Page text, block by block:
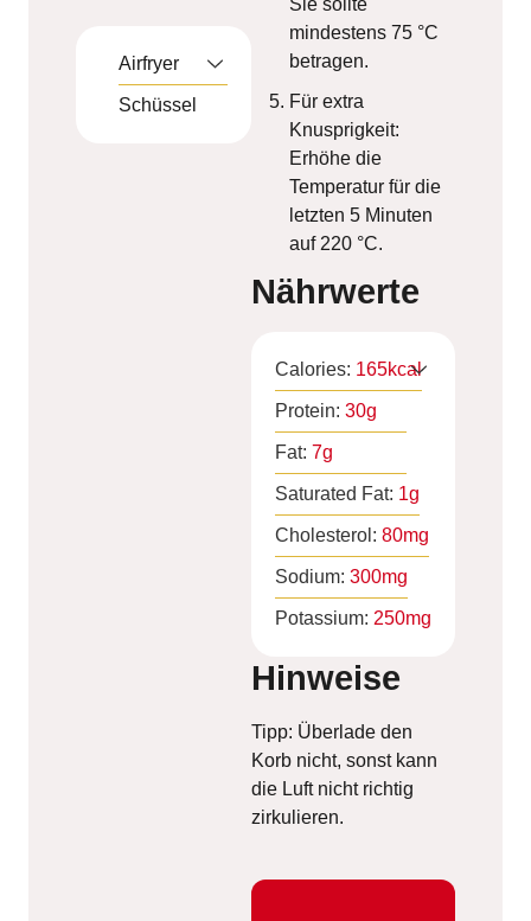
Airfryer
Schüssel
mindestens 75 °C
betragen.
Für extra
Knusprigkeit:
Erhöhe die
Temperatur für die
letzten 5 Minuten
auf 220 °C.
Nährwerte
Calories: 165kcal
Protein: 30g
Fat: 7g
Saturated Fat: 1g
Cholesterol: 80mg
Sodium: 300mg
Potassium: 250mg
Hinweise
Tipp: Überlade den
Korb nicht, sonst kann
die Luft nicht richtig
zirkulieren.